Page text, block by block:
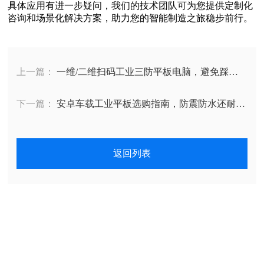
具体应用有进一步疑问，我们的技术团队可为您提供定制化
咨询和场景化解决方案，助力您的智能制造之旅稳步前行。
上一篇：一维/二维扫码工业三防平板电脑，避免踩坑
下一篇：安卓车载工业平板选购指南，防震防水还耐高
返回列表